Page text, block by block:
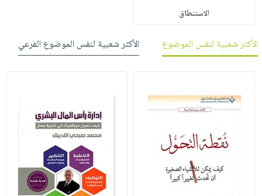
الاستنطاق
الأكثر شعبية لنفس الموضوع الأكثر شعبية لنفس الموضوع الفرعي